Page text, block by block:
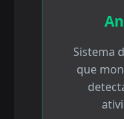
Sistema
que